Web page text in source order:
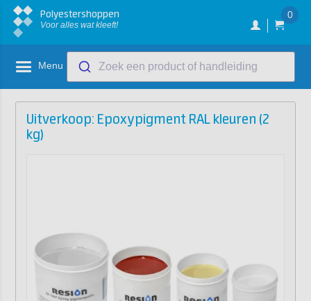
Polyestershoppen
Voor alles wat kleeft!
0
Menu Zoek een product of handleiding
Uitverkoop: Epoxypigment RAL kleuren (2
kg)